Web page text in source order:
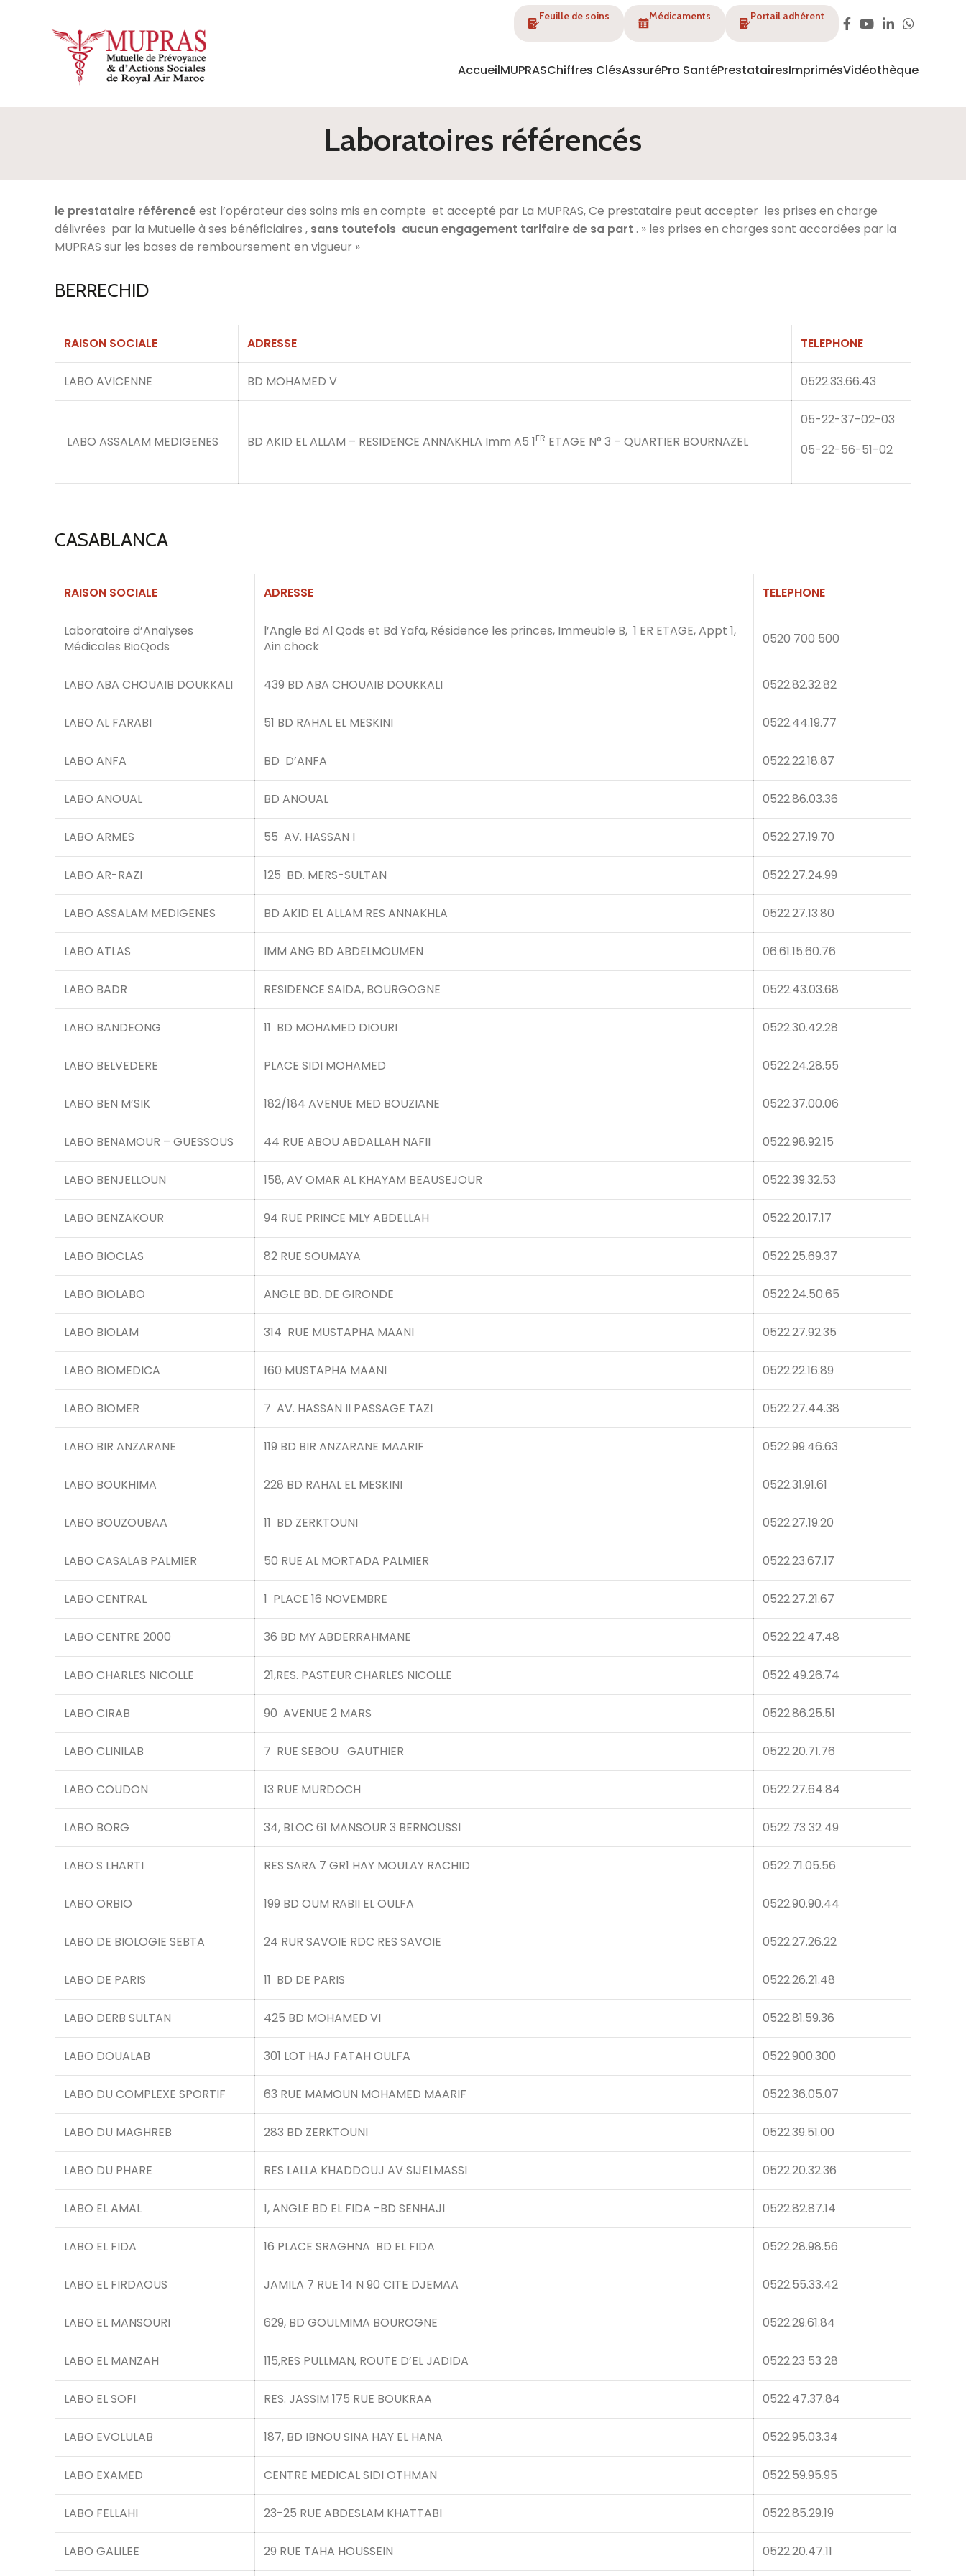
Feuille de soins Médicaments Portail adhérent
AccueilMUPRASChiffres ClésAssuréPro SantéPrestatairesImprimésVidéothèque
Laboratoires référencés
le prestataire référencéest l’opérateur des soins mis en compte et accepté par La MUPRAS, Ce prestataire peut accepter les prises en charge
délivrées par la Mutuelle à ses bénéficiaires , sans toutefois aucun engagement tarifaire de sa part . » les prises en charges sont accordées par la
MUPRAS sur les bases de remboursement en vigueur »
BERRECHID
RAISON SOCIALE ADRESSE TELEPHONE
LABO AVICENNE BD MOHAMED V 0522.33.66.43
LABO ASSALAM MEDIGENES BD AKID EL ALLAM – RESIDENCE ANNAKHLA Imm A5 1ER ETAGE N° 3 – QUARTIER BOURNAZEL
05-22-37-02-03
05-22-56-51-02
CASABLANCA
RAISON SOCIALE ADRESSE TELEPHONE
Laboratoire d’Analyses
Médicales BioQods
l’Angle Bd Al Qods et Bd Yafa, Résidence les princes, Immeuble B, 1 ER ETAGE, Appt 1,
Ain chock
0520 700 500
LABO ABA CHOUAIB DOUKKALI 439 BD ABA CHOUAIB DOUKKALI 0522.82.32.82
LABO AL FARABI 51 BD RAHAL EL MESKINI 0522.44.19.77
LABO ANFA BD D’ANFA 0522.22.18.87
LABO ANOUAL BD ANOUAL 0522.86.03.36
LABO ARMES 55 AV. HASSAN I 0522.27.19.70
LABO AR-RAZI 125 BD. MERS-SULTAN 0522.27.24.99
LABO ASSALAM MEDIGENES BD AKID EL ALLAM RES ANNAKHLA 0522.27.13.80
LABO ATLAS IMM ANG BD ABDELMOUMEN 06.61.15.60.76
LABO BADR RESIDENCE SAIDA, BOURGOGNE 0522.43.03.68
LABO BANDEONG 11 BD MOHAMED DIOURI 0522.30.42.28
LABO BELVEDERE PLACE SIDI MOHAMED 0522.24.28.55
LABO BEN M’SIK 182/184 AVENUE MED BOUZIANE 0522.37.00.06
LABO BENAMOUR – GUESSOUS 44 RUE ABOU ABDALLAH NAFII 0522.98.92.15
LABO BENJELLOUN 158, AV OMAR AL KHAYAM BEAUSEJOUR 0522.39.32.53
LABO BENZAKOUR 94 RUE PRINCE MLY ABDELLAH 0522.20.17.17
LABO BIOCLAS 82 RUE SOUMAYA 0522.25.69.37
LABO BIOLABO ANGLE BD. DE GIRONDE 0522.24.50.65
LABO BIOLAM 314 RUE MUSTAPHA MAANI 0522.27.92.35
LABO BIOMEDICA 160 MUSTAPHA MAANI 0522.22.16.89
LABO BIOMER 7 AV. HASSAN II PASSAGE TAZI 0522.27.44.38
LABO BIR ANZARANE 119 BD BIR ANZARANE MAARIF 0522.99.46.63
LABO BOUKHIMA 228 BD RAHAL EL MESKINI 0522.31.91.61
LABO BOUZOUBAA 11 BD ZERKTOUNI 0522.27.19.20
LABO CASALAB PALMIER 50 RUE AL MORTADA PALMIER 0522.23.67.17
LABO CENTRAL 1 PLACE 16 NOVEMBRE 0522.27.21.67
LABO CENTRE 2000 36 BD MY ABDERRAHMANE 0522.22.47.48
LABO CHARLES NICOLLE 21,RES. PASTEUR CHARLES NICOLLE 0522.49.26.74
LABO CIRAB 90 AVENUE 2 MARS 0522.86.25.51
LABO CLINILAB 7 RUE SEBOU GAUTHIER 0522.20.71.76
LABO COUDON 13 RUE MURDOCH 0522.27.64.84
LABO BORG 34, BLOC 61 MANSOUR 3 BERNOUSSI 0522.73 32 49
LABO S LHARTI RES SARA 7 GR1 HAY MOULAY RACHID 0522.71.05.56
LABO ORBIO 199 BD OUM RABII EL OULFA 0522.90.90.44
LABO DE BIOLOGIE SEBTA 24 RUR SAVOIE RDC RES SAVOIE 0522.27.26.22
LABO DE PARIS 11 BD DE PARIS 0522.26.21.48
LABO DERB SULTAN 425 BD MOHAMED VI 0522.81.59.36
LABO DOUALAB 301 LOT HAJ FATAH OULFA 0522.900.300
LABO DU COMPLEXE SPORTIF 63 RUE MAMOUN MOHAMED MAARIF 0522.36.05.07
LABO DU MAGHREB 283 BD ZERKTOUNI 0522.39.51.00
LABO DU PHARE RES LALLA KHADDOUJ AV SIJELMASSI 0522.20.32.36
LABO EL AMAL 1, ANGLE BD EL FIDA -BD SENHAJI 0522.82.87.14
LABO EL FIDA 16 PLACE SRAGHNA BD EL FIDA 0522.28.98.56
LABO EL FIRDAOUS JAMILA 7 RUE 14 N 90 CITE DJEMAA 0522.55.33.42
LABO EL MANSOURI 629, BD GOULMIMA BOUROGNE 0522.29.61.84
LABO EL MANZAH 115,RES PULLMAN, ROUTE D’EL JADIDA 0522.23 53 28
LABO EL SOFI RES. JASSIM 175 RUE BOUKRAA 0522.47.37.84
LABO EVOLULAB 187, BD IBNOU SINA HAY EL HANA 0522.95.03.34
LABO EXAMED CENTRE MEDICAL SIDI OTHMAN 0522.59.95.95
LABO FELLAHI 23-25 RUE ABDESLAM KHATTABI 0522.85.29.19
LABO GALILEE 29 RUE TAHA HOUSSEIN 0522.20.47.11